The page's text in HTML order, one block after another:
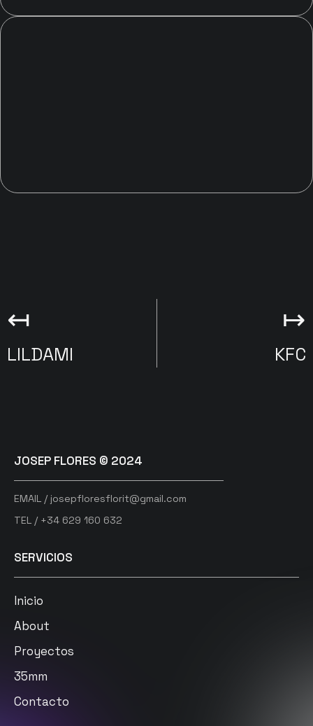
↤
LILDAMI
↦
KFC
JOSEP FLORES © 2024
EMAIL / josepfloresflorit@gmail.com
TEL / +34 629 160 632
SERVICIOS
Inicio
About
Proyectos
35mm
Contacto